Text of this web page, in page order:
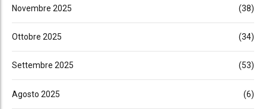
Novembre 2025 (38)
Ottobre 2025 (34)
Settembre 2025 (53)
Agosto 2025 (6)